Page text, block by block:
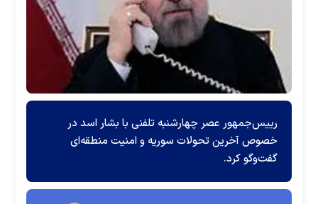
رییس‌جمهور عصر چهارشنبه تلفنی با بشار اسد در
خصوص آخرین تحولات سوریه و امنیت منطقه‌ای
گفت‌وگو کرد.